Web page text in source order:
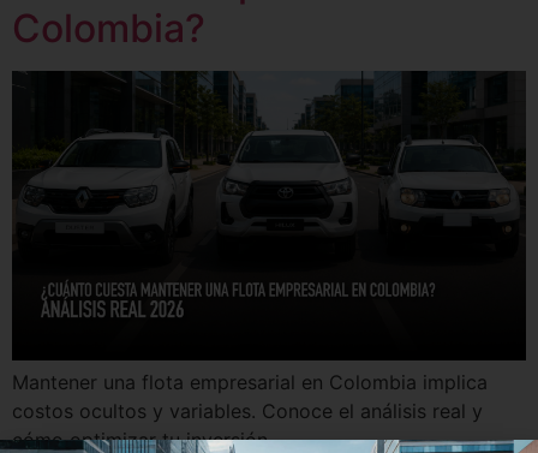
Colombia?
Mantener una flota empresarial en Colombia implica
costos ocultos y variables. Conoce el análisis real y
cómo optimizar tu inversión.